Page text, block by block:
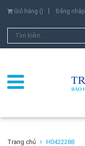
Giỏ hàng () Đăng nhập
Trang chủ H0422288